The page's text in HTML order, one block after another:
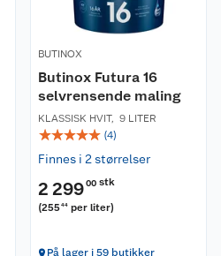
BUTINOX
Butinox Futura 16
selvrensende maling
KLASSISK HVIT, 9 LITER
☆☆☆☆☆ (4)
Finnes i 2 størrelser
2 29900 stk
(25544 per liter)
På lager i 59 butikker